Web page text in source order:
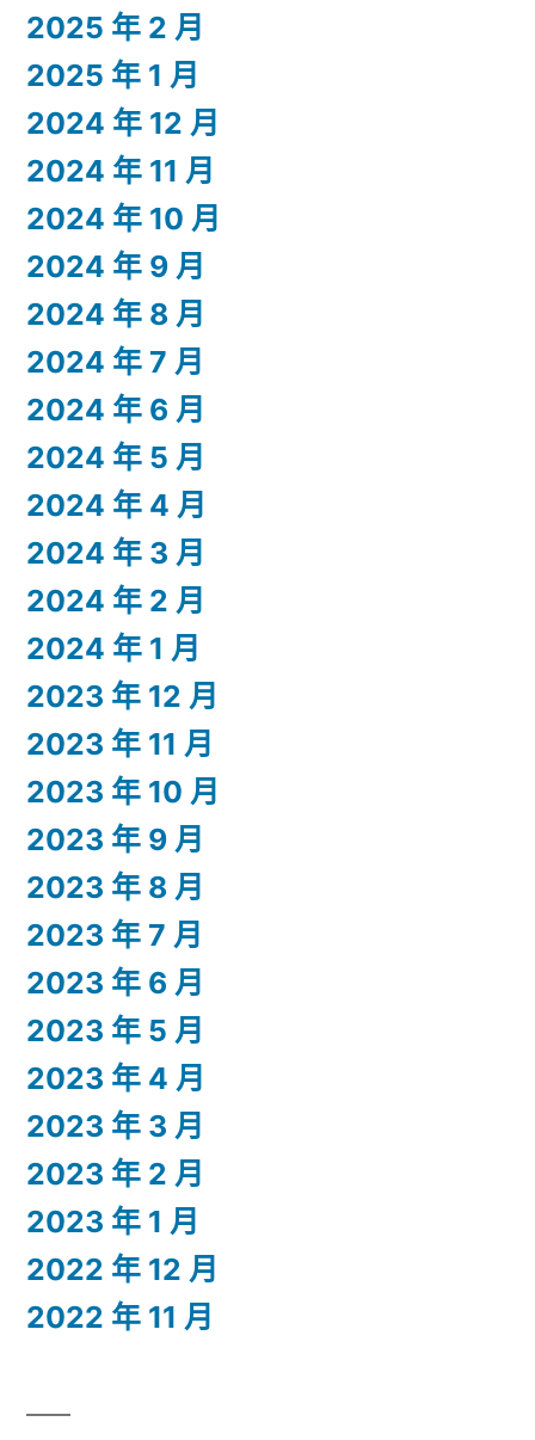
2025 年 2 月
2025 年 1 月
2024 年 12 月
2024 年 11 月
2024 年 10 月
2024 年 9 月
2024 年 8 月
2024 年 7 月
2024 年 6 月
2024 年 5 月
2024 年 4 月
2024 年 3 月
2024 年 2 月
2024 年 1 月
2023 年 12 月
2023 年 11 月
2023 年 10 月
2023 年 9 月
2023 年 8 月
2023 年 7 月
2023 年 6 月
2023 年 5 月
2023 年 4 月
2023 年 3 月
2023 年 2 月
2023 年 1 月
2022 年 12 月
2022 年 11 月